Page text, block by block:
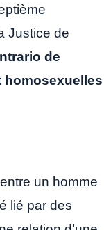
Justice de
de
homosexuelles
un homme
lié par des